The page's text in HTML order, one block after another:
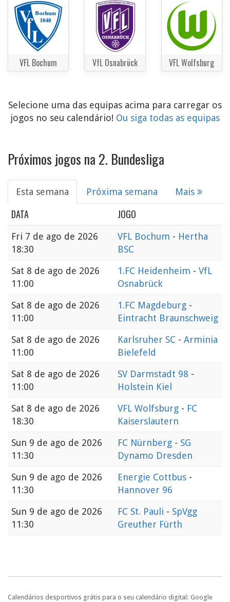
VFL Bochum VfL Osnabrück VFL Wolfsburg
Selecione uma das equipas acima para carregar os
jogos no seu calendário! Ou siga todas as equipas
Próximos jogos na 2. Bundesliga
Esta semana Próxima semana Mais
DATA JOGO
Fri 7 de ago de 2026
18:30
VFL Bochum - Hertha
BSC
Sat 8 de ago de 2026
11:00
1.FC Heidenheim - VfL
Osnabrück
Sat 8 de ago de 2026
11:00
1.FC Magdeburg -
Eintracht Braunschweig
Sat 8 de ago de 2026
11:00
Karlsruher SC - Arminia
Bielefeld
Sat 8 de ago de 2026
11:00
SV Darmstadt 98 -
Holstein Kiel
Sat 8 de ago de 2026
18:30
VFL Wolfsburg - FC
Kaiserslautern
Sun 9 de ago de 2026
11:30
FC Nürnberg - SG
Dynamo Dresden
Sun 9 de ago de 2026
11:30
Energie Cottbus -
Hannover 96
Sun 9 de ago de 2026
11:30
FC St. Pauli - SpVgg
Greuther Fürth
Calendários desportivos grátis para o seu calendário digital: Google